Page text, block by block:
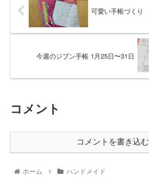
可愛い手帳づくり
今週のジブン手帳 1月25日〜31日
コメント
コメントを書き込む
ホーム ハンドメイド